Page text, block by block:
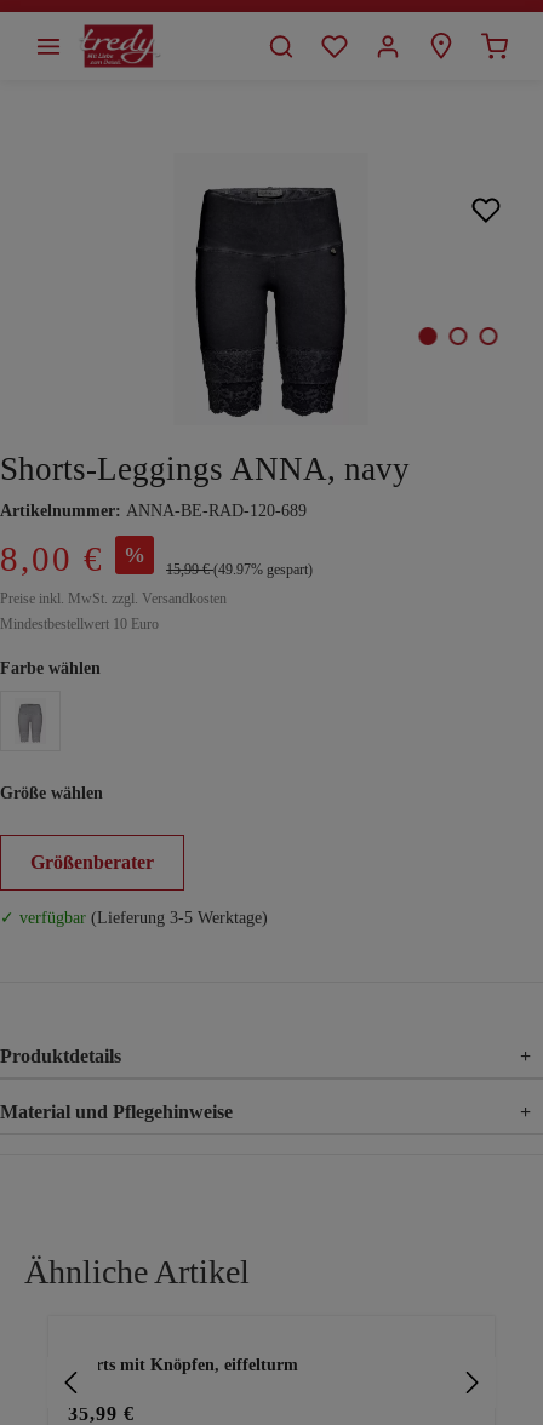
springen
Shorts-Leggings ANNA, navy
Artikelnummer: ANNA-BE-RAD-120-689
8,00 € %
15,99 €(49.97% gespart)
Preise inkl. MwSt. zzgl. Versandkosten
Mindestbestellwert 10 Euro
Farbe wählen
Größe wählen
Größenberater
✓ verfügbar (Lieferung 3-5 Werktage)
Produktdetails +
Material und Pflegehinweise +
Ähnliche Artikel
Shorts mit Knöpfen, eiffelturm
35,99 €